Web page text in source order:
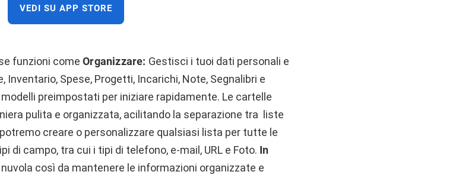
VEDI SU APP STORE
funzioni comeOrganizzare: Gestisci i tuoi dati personali e
Inventario, Spese, Progetti, Incarichi, Note, Segnalibri e
preimpostati per iniziare rapidamente. Le cartelle
pulita e organizzata, acilitando la separazione tra liste
creare o personalizzare qualsiasi lista per tutte le
di campo, tra cui i tipi di telefono, e-mail, URL e Foto. In
così da mantenere le informazioni organizzate e